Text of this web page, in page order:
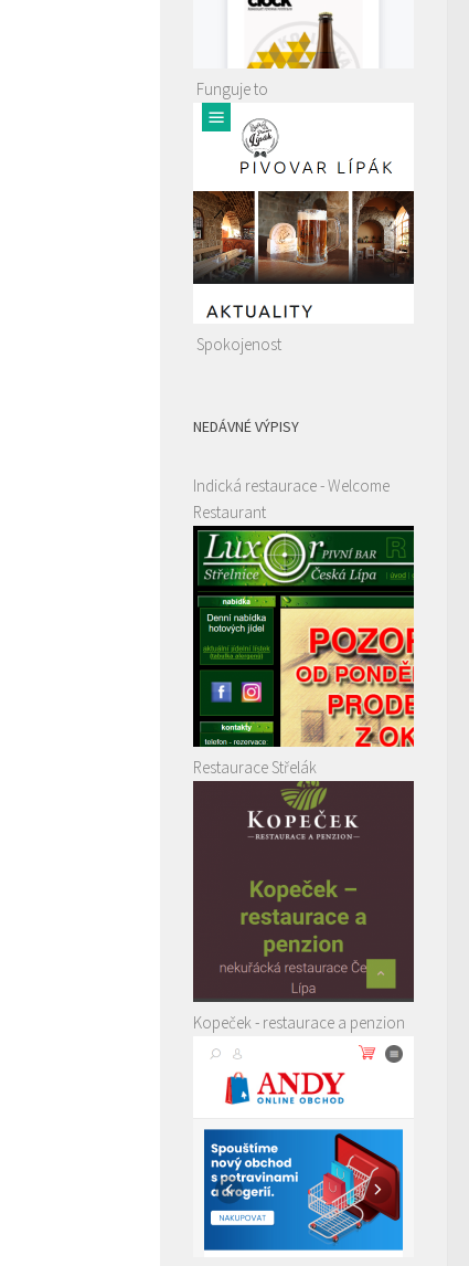
Funguje to
Spokojenost
NEDÁVNÉ VÝPISY
Indická restaurace - Welcome
Restaurant
Restaurace Střelák
Kopeček - restaurace a penzion